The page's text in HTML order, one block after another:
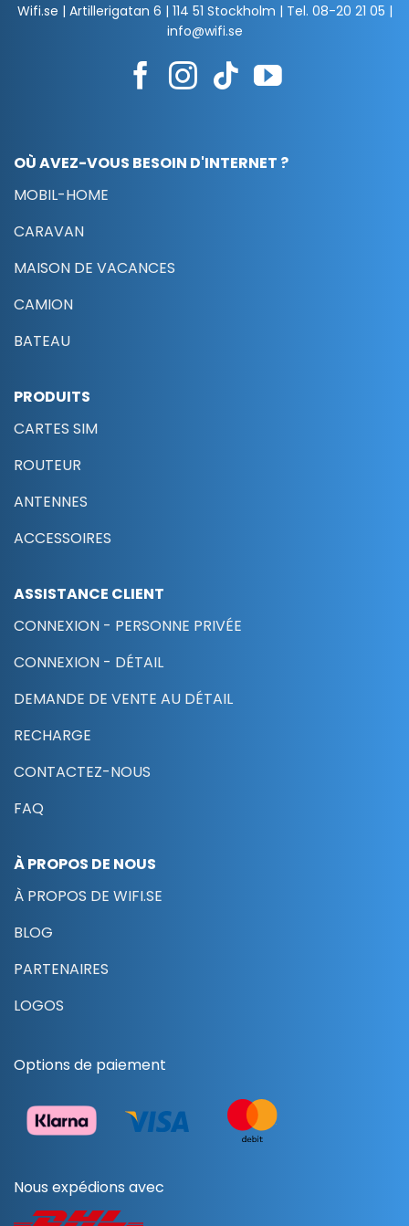
Wifi.se | Artillerigatan 6 | 114 51 Stockholm | Tel. 08-20 21 05 |
info@wifi.se
OÙ AVEZ-VOUS BESOIN D'INTERNET ?
MOBIL-HOME
CARAVAN
MAISON DE VACANCES
CAMION
BATEAU
PRODUITS
CARTES SIM
ROUTEUR
ANTENNES
ACCESSOIRES
ASSISTANCE CLIENT
CONNEXION - PERSONNE PRIVÉE
CONNEXION - DÉTAIL
DEMANDE DE VENTE AU DÉTAIL
RECHARGE
CONTACTEZ-NOUS
FAQ
À PROPOS DE NOUS
À PROPOS DE WIFI.SE
BLOG
PARTENAIRES
LOGOS
Options de paiement
Nous expédions avec